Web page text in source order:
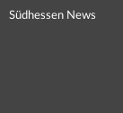
Südhessen News